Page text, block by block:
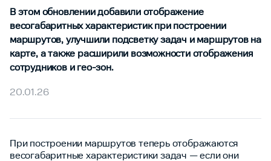
В этом обновлении добавили отображение
весогабаритных характеристик при построении
маршрутов, улучшили подсветку задач и маршрутов на
карте, а также расширили возможности отображения
сотрудников и гео-зон.
20.01.26
При построении маршрутов теперь отображаются
весогабаритные характеристики задач — если они